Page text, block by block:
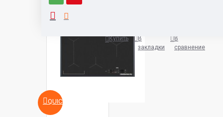
QUICKVIEW
Купить
В
закладки
В
сравнение